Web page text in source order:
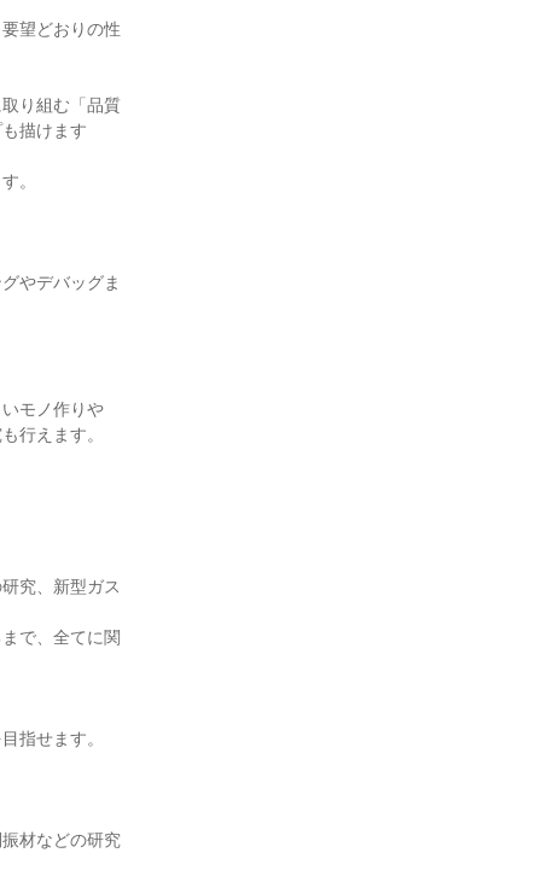
望どおりの性
り組む「品質
描けます
。
やデバッグま
モノ作りや
行えます。
究、新型ガス
で、全てに関
指せます。
材などの研究